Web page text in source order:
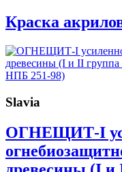
Краска
Slavia
ОГНЕЩИТ-I